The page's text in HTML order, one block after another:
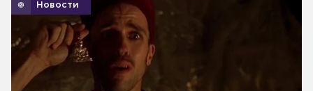
Новости